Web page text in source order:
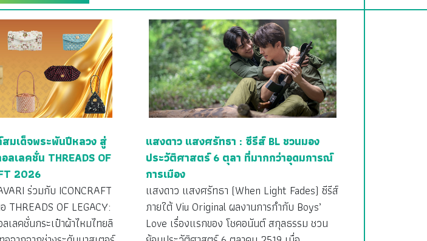
มเด็จพระพันปีหลวง สู่
เลคชั่น THREADS OF
2026
ร่วมกับ ICONCRAFT
THREADS OF LEGACY:
เลคชั่นกระเป๋าผ้าไหมไทยลิ
แสงดาว แสงศรัทธา : ซีรีส์ BL ชวนมอง
ประวัติศาสตร์ 6 ตุลา ที่มากกว่าอุดมการณ์
การเมือง
แสงดาว แสงศรัทธา (When Light Fades) ซีรีส์
ภายใต้ Viu Original ผลงานการกำกับ Boys’
Love เรื่องแรกของ โชคอนันต์ สกุลธรรม ชวน